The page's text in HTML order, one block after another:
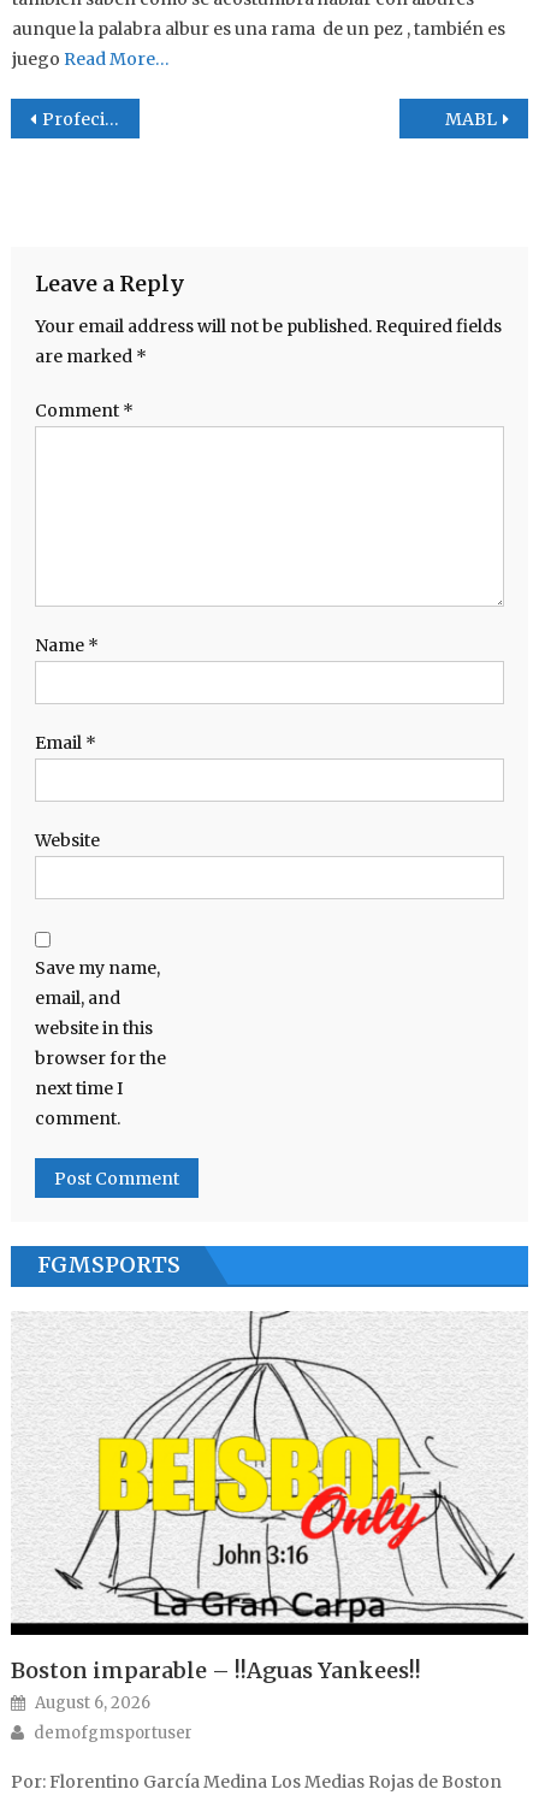
aunque la palabra albur es una rama de un pez , también es
juego Read More…
Post navigation
Profecias del nacimiento y muerte de Jesus MABL
Leave a Reply
Your email address will not be published. Required fields
are marked *
Comment *
Name *
Email *
Website
Save my name,
email, and
website in this
browser for the
next time I
comment.
FGMSPORTS
Boston imparable – !!Aguas Yankees!!
Posted on
August 6, 2026
Author
demofgmsportuser
Por: Florentino García Medina Los Medias Rojas de Boston